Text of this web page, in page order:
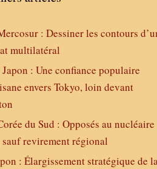
: Dessiner les contours
multilatéral
: Une confiance populaire
envers Tokyo, loin devant
du Sud : Opposés au nucléaire
revirement régional
: Élargissement stratégique de